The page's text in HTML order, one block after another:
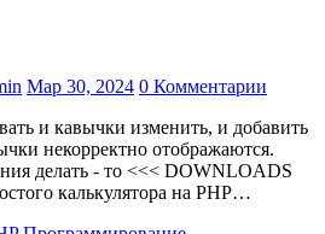
Мар 30, 2024 0 Комментарии
некорректно отображаются.
делать - то <<< DOWNLOADS
калькулятора на PHP…